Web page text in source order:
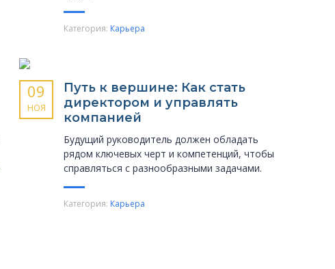
Категория: Карьера
09
НОЯ
Путь к вершине: Как стать
директором и управлять
компанией
Будущий руководитель должен обладать
рядом ключевых черт и компетенций, чтобы
справляться с разнообразными задачами.
Категория: Карьера